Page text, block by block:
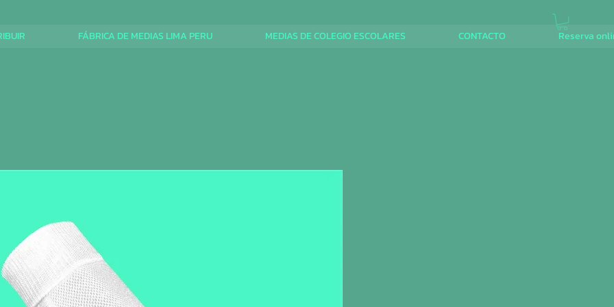
FÁBRICA DE MEDIAS LIMA PERU MEDIAS DE COLEGIO ESCOLARES CONTACTO Reserva